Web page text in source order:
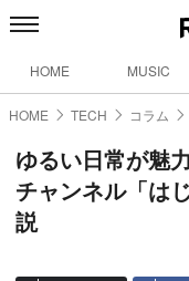
HOME MUSIC
HOME TECH コラム
ゆるい日常が魅
チャンネル「は
説